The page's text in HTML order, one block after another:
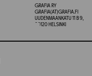
GRAFIA RY
GRAFIA(AT)GRAFIA.FI
UUDENMAANKATU 11 B 9,
00120 HELSINKI